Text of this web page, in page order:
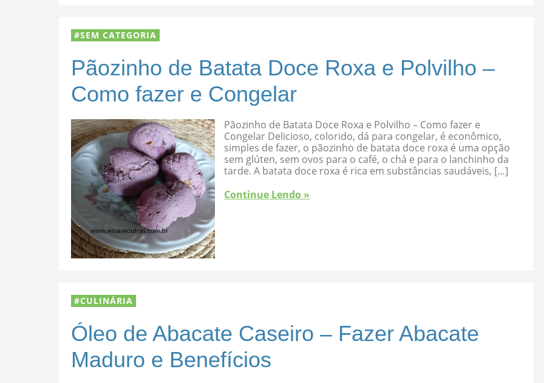
SEM CATEGORIA
Pãozinho de Batata Doce Roxa e Polvilho –
Como fazer e Congelar
Pãozinho de Batata Doce Roxa e Polvilho – Como fazer e
Congelar Delicioso, colorido, dá para congelar, é econômico,
simples de fazer, o pãozinho de batata doce roxa é uma opção
sem glúten, sem ovos para o café, o chá e para o lanchinho da
tarde. A batata doce roxa é rica em substâncias saudáveis, […]
Continue Lendo »
CULINÁRIA
Óleo de Abacate Caseiro – Fazer Abacate
Maduro e Benefícios